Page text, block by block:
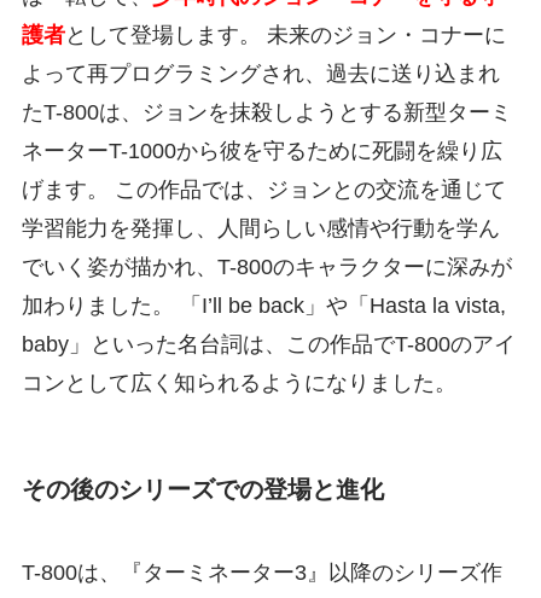
護者として登場します。 未来のジョン・コナーに
よって再プログラミングされ、過去に送り込まれ
たT-800は、ジョンを抹殺しようとする新型ターミ
ネーターT-1000から彼を守るために死闘を繰り広
げます。 この作品では、ジョンとの交流を通じて
学習能力を発揮し、人間らしい感情や行動を学ん
でいく姿が描かれ、T-800のキャラクターに深みが
加わりました。 「I’ll be back」や「Hasta la vista,
baby」といった名台詞は、この作品でT-800のアイ
コンとして広く知られるようになりました。
その後のシリーズでの登場と進化
T-800は、『ターミネーター3』以降のシリーズ作